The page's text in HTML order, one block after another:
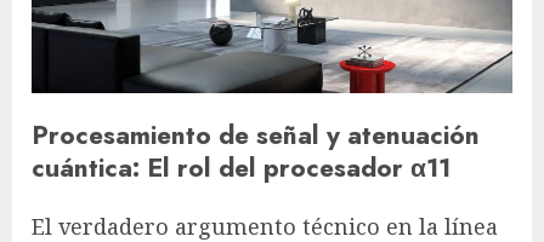
Procesamiento de señal y atenuación
cuántica: El rol del procesador α11
El verdadero argumento técnico en la línea